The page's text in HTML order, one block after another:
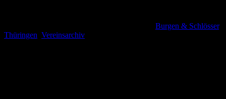
Burgen & Schlösser,
Thüringen Vereinsarchiv